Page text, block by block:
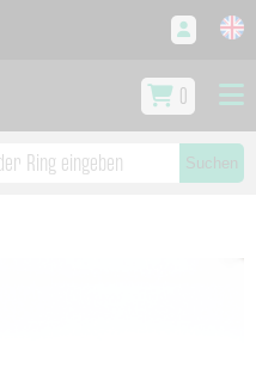
0
Suchen